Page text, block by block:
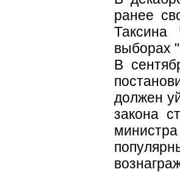
ранее
Таксина
выборах
В
должен
закона